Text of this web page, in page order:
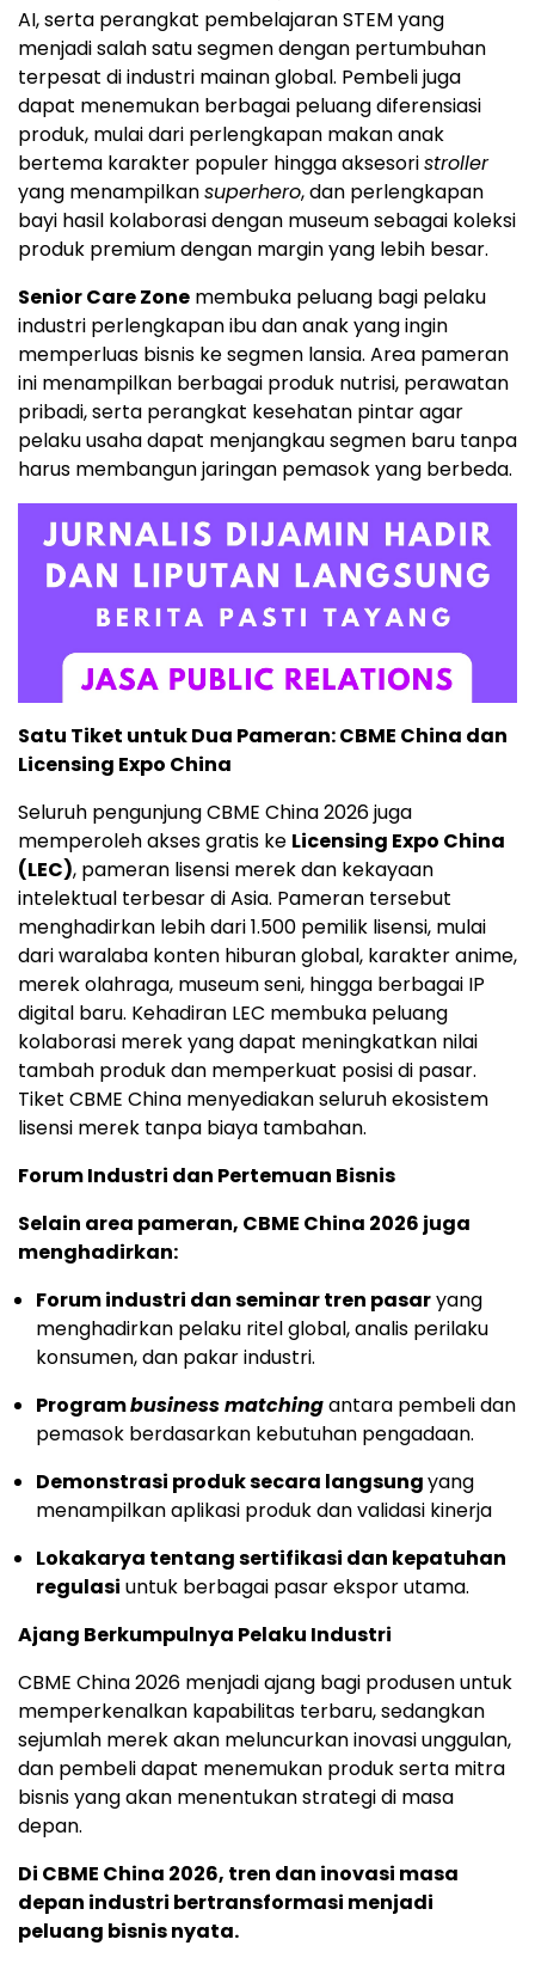
AI, serta perangkat pembelajaran STEM yang
menjadi salah satu segmen dengan pertumbuhan
terpesat di industri mainan global. Pembeli juga
dapat menemukan berbagai peluang diferensiasi
produk, mulai dari perlengkapan makan anak
bertema karakter populer hingga aksesoristroller
yang menampilkansuperhero, dan perlengkapan
bayi hasil kolaborasi dengan museum sebagai koleksi
produk premium dengan margin yang lebih besar.
Senior Care Zone membuka peluang bagi pelaku
industri perlengkapan ibu dan anak yang ingin
memperluas bisnis ke segmen lansia. Area pameran
ini menampilkan berbagai produk nutrisi, perawatan
pribadi, serta perangkat kesehatan pintar agar
pelaku usaha dapat menjangkau segmen baru tanpa
harus membangun jaringan pemasok yang berbeda.
Satu Tiket untuk Dua Pameran: CBME China dan
Licensing Expo China
Seluruh pengunjung CBME China 2026 juga
memperoleh akses gratis ke Licensing Expo China
(LEC), pameran lisensi merek dan kekayaan
intelektual terbesar di Asia. Pameran tersebut
menghadirkan lebih dari 1.500 pemilik lisensi, mulai
dari waralaba konten hiburan global, karakter anime,
merek olahraga, museum seni, hingga berbagai IP
digital baru. Kehadiran LEC membuka peluang
kolaborasi merek yang dapat meningkatkan nilai
tambah produk dan memperkuat posisi di pasar.
Tiket CBME China menyediakan seluruh ekosistem
lisensi merek tanpa biaya tambahan.
Forum Industri dan Pertemuan Bisnis
Selain area pameran, CBME China 2026 juga
menghadirkan:
Forum industri dan seminar tren pasaryang
menghadirkan pelaku ritel global, analis perilaku
konsumen, dan pakar industri.
Programbusiness matchingantara pembeli dan
pemasok berdasarkan kebutuhan pengadaan.
Demonstrasi produk secara langsungyang
menampilkan aplikasi produk dan validasi kinerja
Lokakarya tentang sertifikasi dan kepatuhan
regulasi untuk berbagai pasar ekspor utama.
Ajang Berkumpulnya Pelaku Industri
CBME China 2026 menjadi ajang bagi produsen untuk
memperkenalkan kapabilitas terbaru, sedangkan
sejumlah merek akan meluncurkan inovasi unggulan,
dan pembeli dapat menemukan produk serta mitra
bisnis yang akan menentukan strategi di masa
depan.
Di CBME China 2026, tren dan inovasi masa
depan industri bertransformasi menjadi
peluang bisnis nyata.